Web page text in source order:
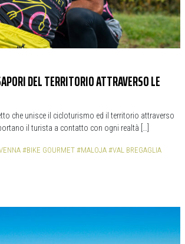
DEL TERRITORIO ATTRAVERSO LE
che unisce il cicloturismo ed il territorio attraverso
il turista a contatto con ogni realtà […]
#BIKE GOURMET #MALOJA #VAL BREGAGLIA